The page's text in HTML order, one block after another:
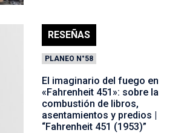
RESEÑAS
PLANEO N°58
El imaginario del fuego en
«Fahrenheit 451»: sobre la
combustión de libros,
asentamientos y predios |
“Fahrenheit 451 (1953)”